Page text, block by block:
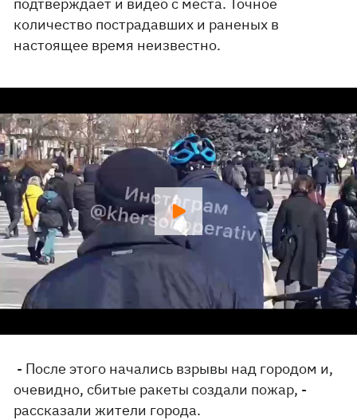
количество пострадавших и раненых в
настоящее время неизвестно.
- После этого начались взрывы над городом и,
очевидно, сбитые ракеты создали пожар, -
рассказали жители города.